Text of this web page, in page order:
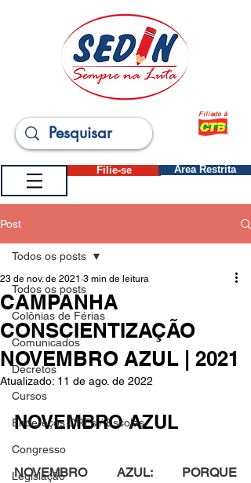
Filiado à
Filie-se Área Restrita
Post
Todos os posts
Colônias de Férias
Comunicados
Decretos
Cursos
Endereços DREs / Escolas
Congresso
Legislação
Todos os posts
CAMPANHA
CONSCIENTIZAÇÃO
NOVEMBRO AZUL | 2021
23 de nov. de 2021 3 min de leitura
Atualizado: 11 de ago. de 2022
NOVEMBRO AZUL
NOVEMBRO AZUL: PORQUE